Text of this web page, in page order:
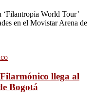
‘Filantropía World Tour’
en el Movistar Arena de
llega al
Bogotá